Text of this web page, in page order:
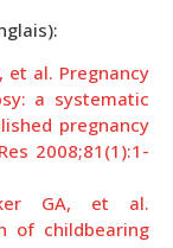
et al. Pregnancy
a systematic
pregnancy
2008;81(1):1-
GA, et al.
of childbearing